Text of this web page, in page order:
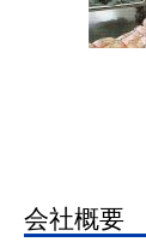
会社概要